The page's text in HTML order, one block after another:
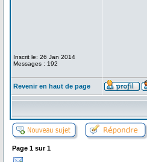
Inscrit le: 26 Jan 2014
Messages : 192
Revenir en haut de page
Page 1 sur1